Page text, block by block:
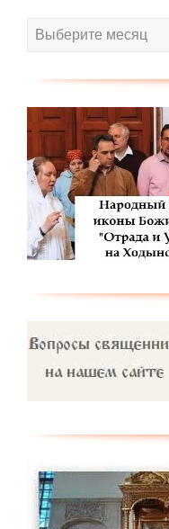
Архив